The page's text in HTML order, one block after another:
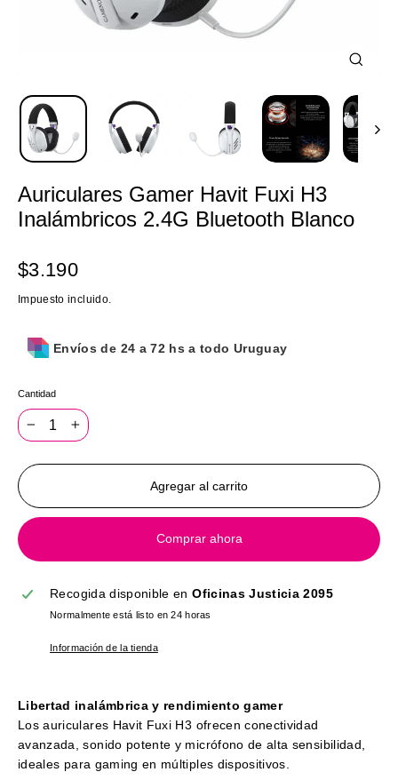
Auriculares Gamer Havit Fuxi H3
Inalámbricos 2.4G Bluetooth Blanco
Precio
habitual
$3.190
Impuesto incluido.
Envíos de 24 a 72 hs a todo Uruguay
Cantidad
Agregar al carrito
Comprar ahora
Recogida disponible enOficinas Justicia 2095
Normalmente está listo en 24 horas
Información de la tienda
Libertad inalámbrica y rendimiento gamer
Los auriculares Havit Fuxi H3 ofrecen conectividad
avanzada, sonido potente y micrófono de alta sensibilidad,
ideales para gaming en múltiples dispositivos.